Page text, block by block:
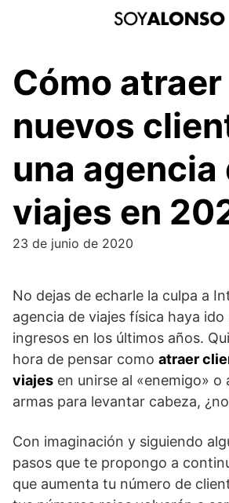
Cómo atraer
nuevos
una agencia
viajes en
23 de junio de 2020
No dejas de echarle la culpa a
agencia de viajes física haya
ingresos en los últimos años.
hora de pensar como atraer
viajes en unirse al «enemigo» o
armas para levantar cabeza,
Con imaginación y siguiendo
pasos que te propongo a
que aumenta tu número de